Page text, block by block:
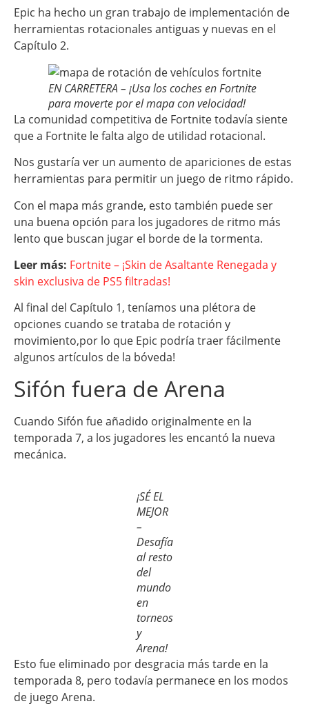
Epic ha hecho un gran trabajo de implementación de
herramientas rotacionales antiguas y nuevas en el
Capítulo 2.
EN CARRETERA – ¡Usa los coches en Fortnite
para moverte por el mapa con velocidad!
La comunidad competitiva de Fortnite todavía siente
que a Fortnite le falta algo de utilidad rotacional.
Nos gustaría ver un aumento de apariciones de estas
herramientas para permitir un juego de ritmo rápido.
Con el mapa más grande, esto también puede ser
una buena opción para los jugadores de ritmo más
lento que buscan jugar el borde de la tormenta.
Leer más: Fortnite – ¡Skin de Asaltante Renegada y
skin exclusiva de PS5 filtradas!
Al final del Capítulo 1, teníamos una plétora de
opciones cuando se trataba de rotación y
movimiento,por lo que Epic podría traer fácilmente
algunos artículos de la bóveda!
Sifón fuera de Arena
Cuando Sifón fue añadido originalmente en la
temporada 7, a los jugadores les encantó la nueva
mecánica.
¡SÉ EL
MEJOR
–
Desafía
al resto
del
mundo
en
torneos
y
Arena!
Esto fue eliminado por desgracia más tarde en la
temporada 8, pero todavía permanece en los modos
de juego Arena.